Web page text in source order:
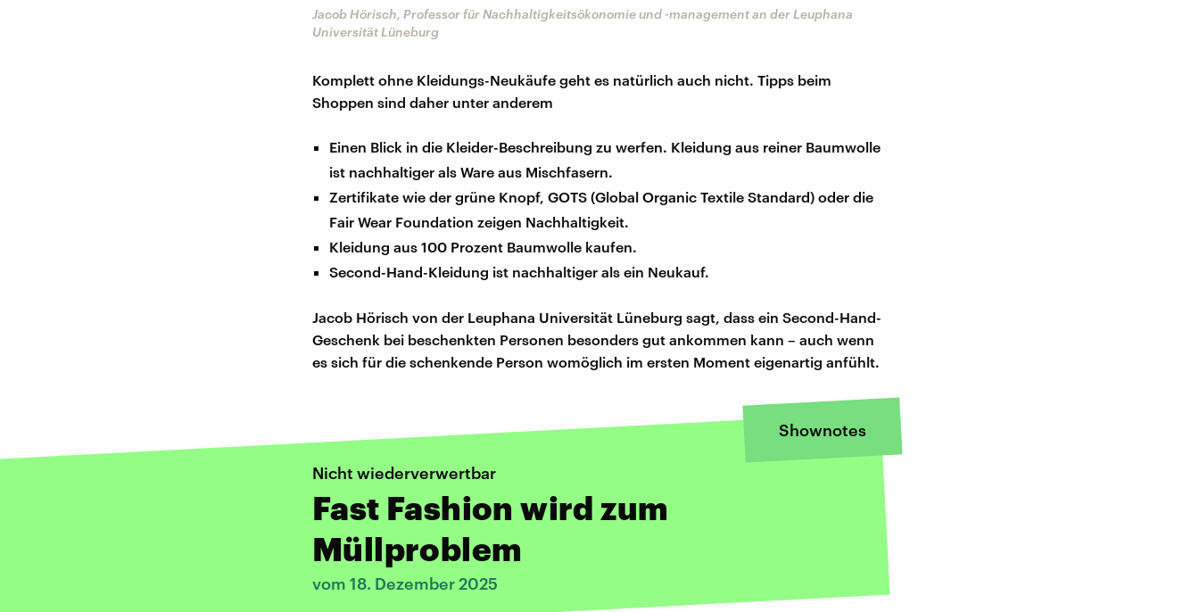
Jacob Hörisch, Professor für Nachhaltigkeitsökonomie und -management an der Leuphana
Universität Lüneburg
Komplett ohne Kleidungs-Neukäufe geht es natürlich auch nicht. Tipps beim
Shoppen sind daher unter anderem
Einen Blick in die Kleider-Beschreibung zu werfen. Kleidung aus reiner Baumwolle
ist nachhaltiger als Ware aus Mischfasern.
Zertifikate wie der grüne Knopf, GOTS (Global Organic Textile Standard) oder die
Fair Wear Foundation zeigen Nachhaltigkeit.
Kleidung aus 100 Prozent Baumwolle kaufen.
Second-Hand-Kleidung ist nachhaltiger als ein Neukauf.
Jacob Hörisch von der Leuphana Universität Lüneburg sagt, dass ein Second-Hand-
Geschenk bei beschenkten Personen besonders gut ankommen kann – auch wenn
es sich für die schenkende Person womöglich im ersten Moment eigenartig anfühlt.
Shownotes
Nicht wiederverwertbar
Fast Fashion wird zum
Müllproblem
vom 18. Dezember 2025